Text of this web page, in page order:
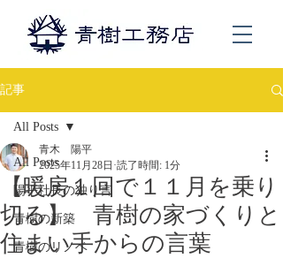
記事
All Posts
陽平社長の独り言
青樹の新築
青樹のリノベ
All Posts
【暖房１回で１１月を乗り
切る】 青樹の家づくりと
住まい手からの言葉
青木 陽平
2025年11月28日 読了時間: 1分